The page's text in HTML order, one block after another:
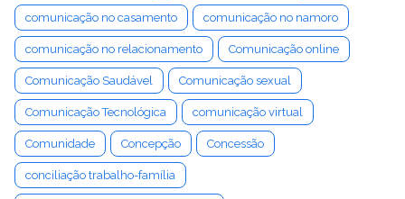
comunicação no casamento comunicação no namoro
comunicação no relacionamento Comunicação online
Comunicação Saudável Comunicação sexual
Comunicação Tecnológica comunicação virtual
Comunidade Concepção Concessão
conciliação trabalho-família